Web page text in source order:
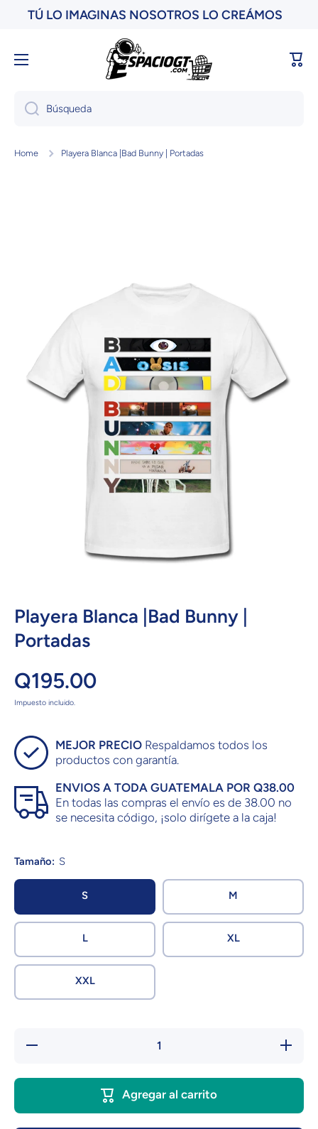
Ir directamente al contenido
TÚ LO IMAGINAS NOSOTROS LO CREÁMOS
Búsqueda
Home Playera Blanca |Bad Bunny | Portadas
Playera Blanca |Bad Bunny |
Portadas
Q195.00
Impuesto incluido.
MEJOR PRECIO Respaldamos todos los
productos con garantía.
ENVIOS A TODA GUATEMALA POR Q38.00
En todas las compras el envío es de 38.00 no
se necesita código, ¡solo dirígete a la caja!
Tamaño: S
S M
L XL
XXL
Reducir
Aumentar
cantidad
Blanca
Bunny |
Agregar al carrito